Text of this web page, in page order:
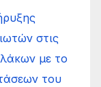
στις
με το
του